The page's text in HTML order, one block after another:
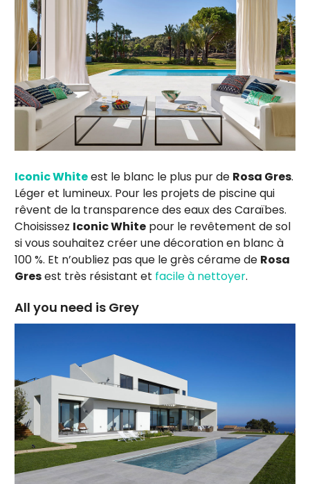
Iconic Whiteest le blanc le plus pur de Rosa Gres.
Léger et lumineux. Pour les projets de piscine qui
rêvent de la transparence des eaux des Caraïbes.
Choisissez Iconic White pour le revêtement de sol
si vous souhaitez créer une décoration en blanc à
100 %. Et n’oubliez pas que le grès cérame de Rosa
Gresest très résistant et facile à nettoyer.
All you need is Grey